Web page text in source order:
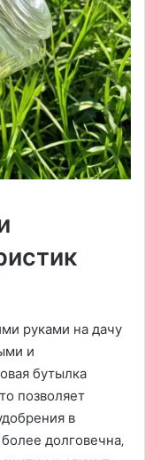
руками на дачу
и
бутылка
позволяет
в
долговечна‚